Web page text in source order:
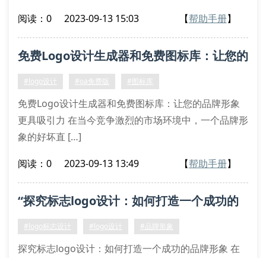
阅读：0 2023-09-13 15:03 【帮助手册】
免费Logo设计生成器和免费图标库：让您的
品牌形象更具吸引力
#logo设计 #oa免费版 #图标库
免费Logo设计生成器和免费图标库：让您的品牌形象
更具吸引力 在当今竞争激烈的市场环境中，一个品牌形
象的好坏直 […]
阅读：0 2023-09-13 13:49 【帮助手册】
“探究标志logo设计：如何打造一个成功的
品牌形象”
#logo标志设计 #logo设计 #品牌形象
探究标志logo设计：如何打造一个成功的品牌形象 在